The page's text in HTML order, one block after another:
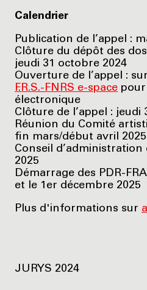
Calendrier
Publication de l’appel :
Clôture du dépôt des
jeudi 31 octobre 2024
Ouverture de l’appel :
F.R.S.-FNRS e-space
électronique
Clôture de l’appel : jeudi
Réunion du Comité
fin mars/début avril 2025
Conseil
2025
Démarrage des PDR-
et le 1er décembre 2025
Plus d'informations sur
JURYS 2024